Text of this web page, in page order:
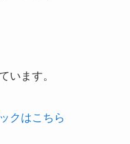
います。
クはこちら